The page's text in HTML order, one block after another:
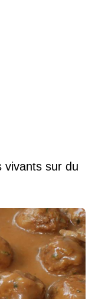
vivants sur du